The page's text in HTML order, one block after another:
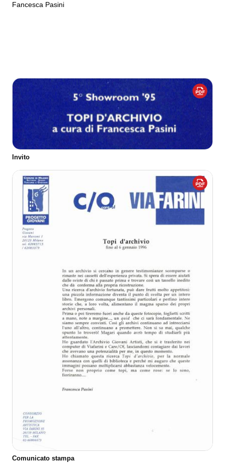
Fancesca Pasini
Invito
Comunicato stampa